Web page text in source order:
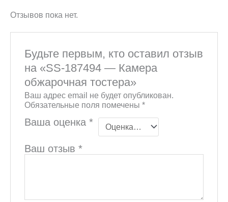
Отзывов пока нет.
Будьте первым, кто оставил отзыв
на «SS-187494 — Камера
обжарочная тостера»
Ваш адрес email не будет опубликован.
Обязательные поля помечены*
Ваша оценка*
Ваш отзыв*